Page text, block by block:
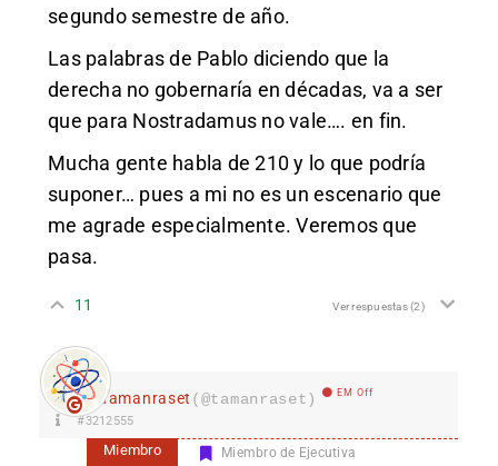
segundo semestre de año.
Las palabras de Pablo diciendo que la
derecha no gobernaría en décadas, va a ser
que para Nostradamus no vale…. en fin.
Mucha gente habla de 210 y lo que podría
suponer… pues a mi no es un escenario que
me agrade especialmente. Veremos que
pasa.
11 Ver respuestas(2)
Tamanraset (@tamanraset) EM Off
#3212555
Miembro Miembro de Ejecutiva